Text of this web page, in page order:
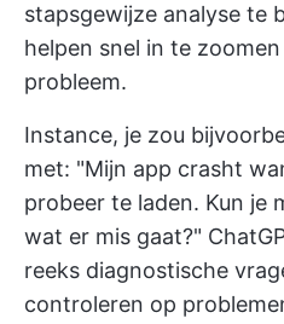
stapsgewijze analyse te
helpen snel in te
probleem.
Instance, je zou
met: "Mijn app crasht
probeer te laden. Kun je
wat er mis gaat?"
reeks diagnostische
controleren op